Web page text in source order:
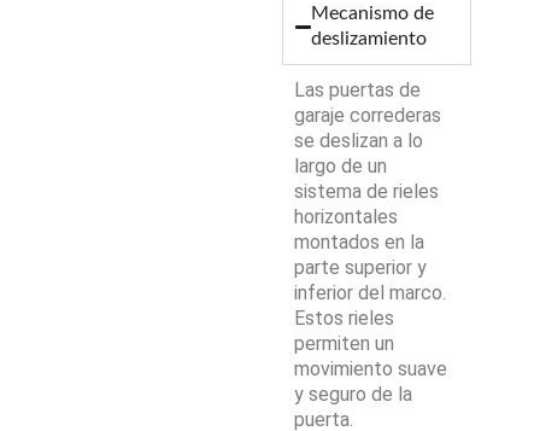
Mecanismo de
deslizamiento
Las puertas de
garaje correderas
se deslizan a lo
largo de un
sistema de rieles
horizontales
montados en la
parte superior y
inferior del marco.
Estos rieles
permiten un
movimiento suave
y seguro de la
puerta.